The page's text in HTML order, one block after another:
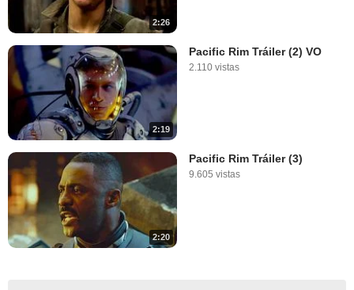
2:26
2:19
Pacific Rim Tráiler (2) VO
2.110 vistas
2:20
Pacific Rim Tráiler (3)
9.605 vistas